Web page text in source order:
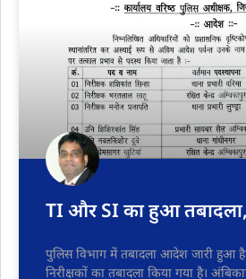
TI और SI का हुआ
पुलिस विभाग में तबादला आदेश जारी हुआ
निरीक्षकों का तबादला किया गया है।